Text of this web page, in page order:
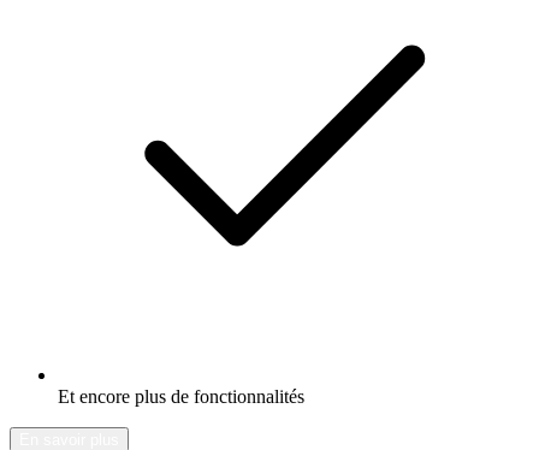
Et encore plus de fonctionnalités